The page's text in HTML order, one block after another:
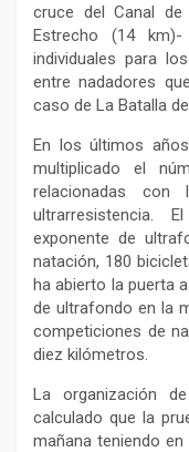
cruce del Canal
Estrecho (14
individuales para
entre nadadores
caso de La Batalla
En los últimos
multiplicado el
relacionadas
ultrarresistencia.
exponente de
natación, 180
ha abierto la puerta
de ultrafondo en la
competiciones de
diez kilómetros.
La organización
calculado que la
mañana teniendo